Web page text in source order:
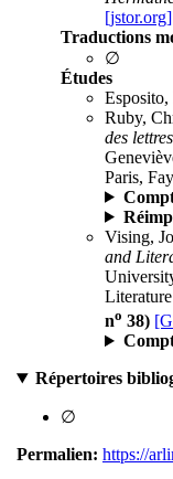
[jstor.org]
Traductions
∅
Études
Ruby,
des
Paris,
Vising,
and
no 38)
Répertoires
∅
Permalien: https://